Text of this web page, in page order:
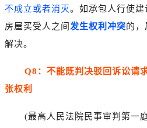
不成立或者消灭。如承包人行使
房屋买受人之间 发生权利冲突的，
解决。
Q8：不能既判决驳回诉讼请
张权利
(最高人民法院民事审判第一